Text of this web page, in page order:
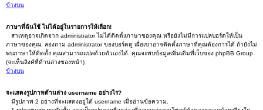
ข้างบน
ภาษาที่ฉันใช้ ไม่ได้อยู่ในรายการให้เลือก!
สาเหตุอาจเกิดจาก administrator ไม่ได้ติดตั้งภาษาของคุณ หรือยังไม่มีการแปลบอร์ดให้เป็น
ภาษาของคุณ. ลองถาม administrator ของบอร์ดดู เผื่อเขาอาจติดตั้งภาษาที่คุณต้องการได้ ถ้ายังไม่
พบภาษาให้ติดตั้ง คุณสามารถแปลด้วยตัวเองได้. คุณจะพบข้อมูลเพิ่มเติมที่เว็บของ phpBB Group
(จะเห็นลิงค์ที่ด้านล่างของหน้า)
ข้างบน
จะแสดงรูปภาพด้านล่าง username อย่างไร?
มีรูปภาพ 2 อย่างที่จะแสดงอยู่ใต้ username เมื่ออ่านข้อความ.